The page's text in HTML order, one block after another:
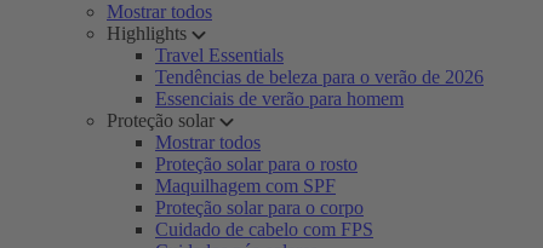
Mostrar todos
Highlights
Travel Essentials
Tendências de beleza para o verão de 2026
Essenciais de verão para homem
Proteção solar
Mostrar todos
Proteção solar para o rosto
Maquilhagem com SPF
Proteção solar para o corpo
Cuidado de cabelo com FPS